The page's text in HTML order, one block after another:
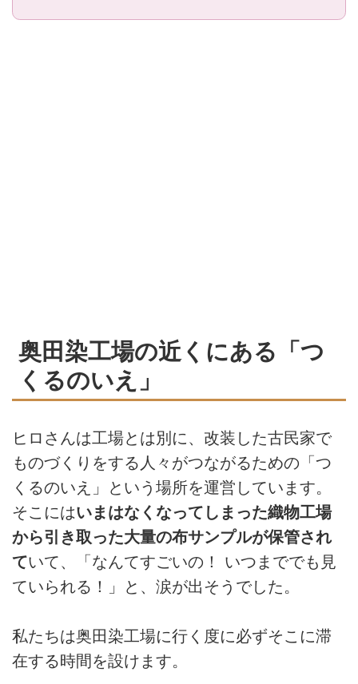
奥田染工場の近くにある「つ
くるのいえ」
ヒロさんは工場とは別に、改装した古民家で
ものづくりをする人々がつながるための「つ
くるのいえ」という場所を運営しています。
そこにはいまはなくなってしまった織物工場
から引き取った大量の布サンプルが保管され
ていて、「なんてすごいの！ いつまででも見
ていられる！」と、涙が出そうでした。
私たちは奥田染工場に行く度に必ずそこに滞
在する時間を設けます。